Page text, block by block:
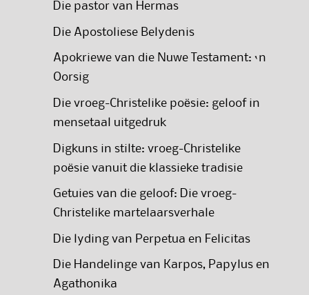
Die pastor van Hermas
Die Apostoliese Belydenis
Apokriewe van die Nuwe Testament: ‘n
Oorsig
Die vroeg-Christelike poësie: geloof in
mensetaal uitgedruk
Digkuns in stilte: vroeg-Christelike
poësie vanuit die klassieke tradisie
Getuies van die geloof: Die vroeg-
Christelike martelaarsverhale
Die lyding van Perpetua en Felicitas
Die Handelinge van Karpos, Papylus en
Agathonika